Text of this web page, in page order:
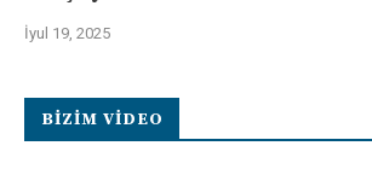
İyul 19, 2025
BIZIM VIDEO